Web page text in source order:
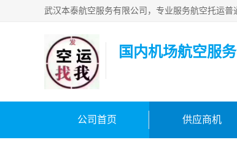
国内机场航空服务
公司首页 供应商机